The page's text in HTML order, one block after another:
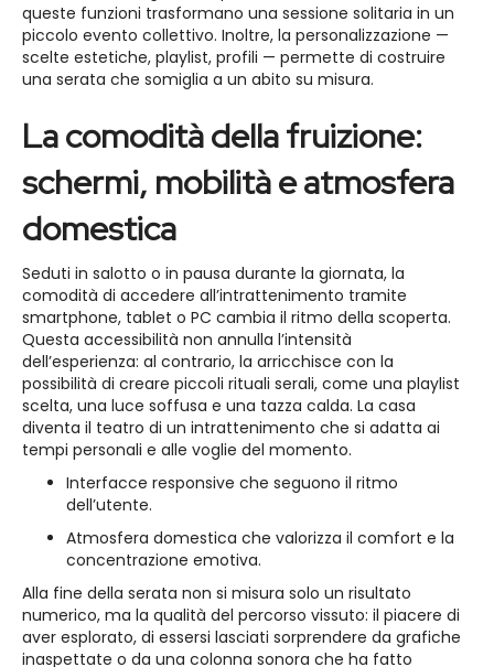
queste funzioni trasformano una sessione solitaria in un
piccolo evento collettivo. Inoltre, la personalizzazione —
scelte estetiche, playlist, profili — permette di costruire
una serata che somiglia a un abito su misura.
La comodità della fruizione:
schermi, mobilità e atmosfera
domestica
Seduti in salotto o in pausa durante la giornata, la
comodità di accedere all’intrattenimento tramite
smartphone, tablet o PC cambia il ritmo della scoperta.
Questa accessibilità non annulla l’intensità
dell’esperienza: al contrario, la arricchisce con la
possibilità di creare piccoli rituali serali, come una playlist
scelta, una luce soffusa e una tazza calda. La casa
diventa il teatro di un intrattenimento che si adatta ai
tempi personali e alle voglie del momento.
Interfacce responsive che seguono il ritmo
dell’utente.
Atmosfera domestica che valorizza il comfort e la
concentrazione emotiva.
Alla fine della serata non si misura solo un risultato
numerico, ma la qualità del percorso vissuto: il piacere di
aver esplorato, di essersi lasciati sorprendere da grafiche
inaspettate o da una colonna sonora che ha fatto